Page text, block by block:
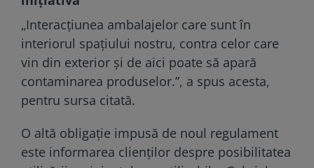
„Interacțiunea ambalajelor care sunt în
interiorul spațiului nostru, contra celor care
vin din exterior și de aici poate să apară
contaminarea produselor.”, a spus acesta,
pentru sursa citată.
O altă obligație impusă de noul regulament
este informarea clienților despre posibilitatea